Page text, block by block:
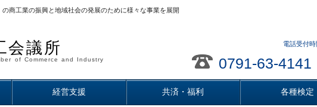
商工業の振興と地域社会の発展のために様々な事業を展開
会議所
of Commerce and Industry
電話受付
0791-63-4141
経営支援 共済・福利 各種検定